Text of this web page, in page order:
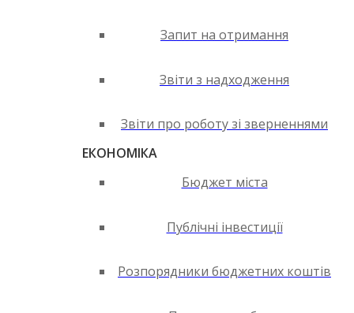
Запит на отримання
Звіти з надходження
Звіти про роботу зі зверненнями
ЕКОНОМІКА
Бюджет міста
Публічні інвестиції
Розпорядники бюджетних коштів